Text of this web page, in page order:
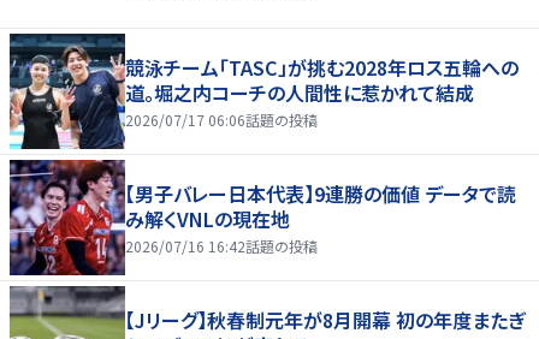
競泳チーム「TASC」が挑む2028年ロス五輪への
道。堀之内コーチの人間性に惹かれて結成
2026/07/17 06:06話題の投稿
【男子バレー日本代表】9連勝の価値 データで読
み解くVNLの現在地
2026/07/16 16:42話題の投稿
【Jリーグ】秋春制元年が8月開幕 初の年度またぎ